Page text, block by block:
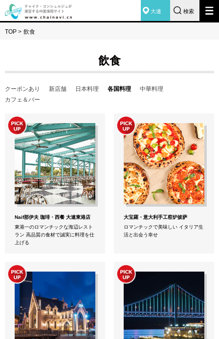
大連 検索
TOP > 飲食
飲食
クーポンあり 新店舗 日本料理 各国料理
中華料理
カフェ＆バー
Naif那伊夫 珈琲・西餐 大連東港店
東港一のロマンチックな海辺レスト
ラン 高品質の食材で誠実に料理を仕
上げる
大宝羅・意大利手工窑炉披萨
ロマンチックで美味しい イタリア生
活と出会う幸せ